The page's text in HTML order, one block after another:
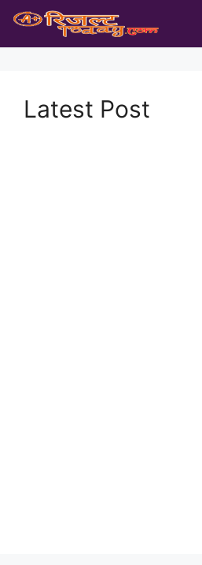
Skip
content
Latest Post